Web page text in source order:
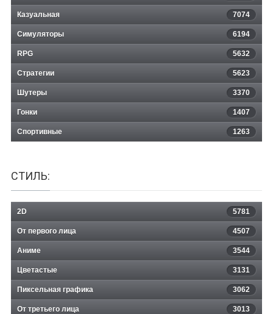
Казуальная 7074
Симуляторы 6194
RPG 5632
Стратегии 5623
Шутеры 3370
Гонки 1407
Спортивные 1263
СТИЛЬ:
2D 5781
От первого лица 4507
Аниме 3544
Цветастые 3131
Пиксельная графика 3062
От третьего лица 3013